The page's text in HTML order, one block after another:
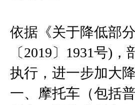
依据《关于降低部
〔2019〕1931号)
执行，进一步加大
一、摩托车（包括